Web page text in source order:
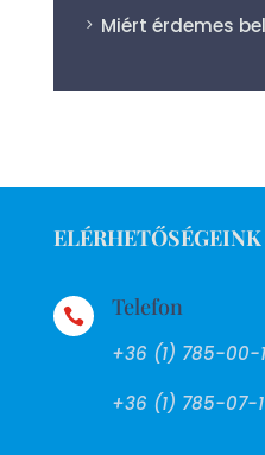
Miért érdemes
ELÉRHETŐSÉGEINK
 Telefon
+36 (1) 785-00-
+36 (1) 785-07-